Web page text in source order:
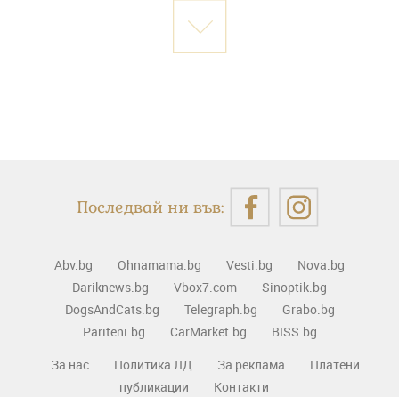
Последвай ни във:
Abv.bg Ohnamama.bg Vesti.bg
Nova.bg
Dariknews.bg
Vbox7.com
Sinoptik.bg
DogsAndCats.bg
Telegraph.bg
Grabo.bg
Pariteni.bg
CarMarket.bg
BISS.bg
За нас
Политика ЛД За реклама
Платени
публикации
Контакти